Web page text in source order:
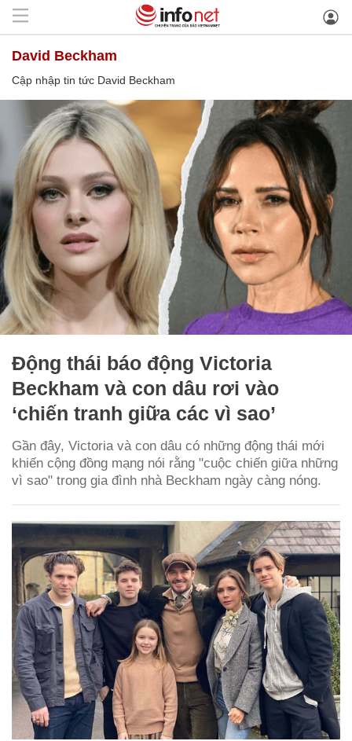
David Beckham
Cập nhập tin tức David Beckham
Động thái báo động Victoria
Beckham và con dâu rơi vào
‘chiến tranh giữa các vì sao’
Gần đây, Victoria và con dâu có những động thái mới
khiến cộng đồng mạng nói rằng "cuộc chiến giữa những
vì sao" trong gia đình nhà Beckham ngày càng nóng.